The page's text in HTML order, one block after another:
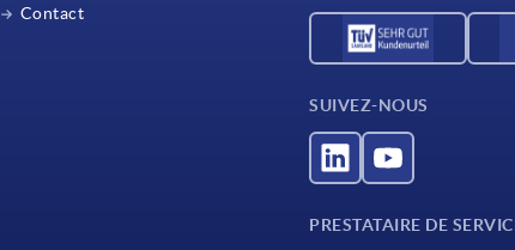
Contact
SUIVEZ-NOUS
PRESTATAIRE DE